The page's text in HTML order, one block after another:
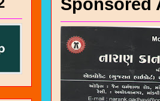
Sponsored